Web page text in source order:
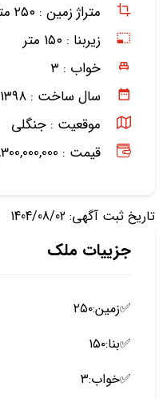
متراژ زمین : ۲۵۰ متر
زیربنا : ۱۵۰ متر
خواب : ۳
سال ساخت : ۱۳۹۸
موقعیت : جنگلی
قیمت : 2,300,000,000 تومان /
تاریخ ثبت آگهی: 1404/08/02
جزییات ملک
✅️زمین:۲۵۰
✅️بنا:۱۵۰
✅️خواب:۳